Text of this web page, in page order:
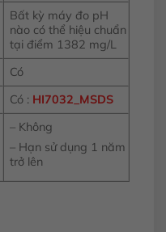
Bất kỳ máy đo pH
nào có thể hiệu chuẩn
tại điểm 1382 mg/L
Có
Có : HI7032_MSDS
– Không
– Hạn sử dụng 1 năm
trở lên